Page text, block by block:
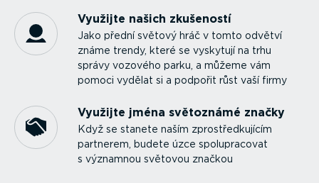
Využijte našich zkušeností
Jako přední světový hráč v tomto odvětví
známe trendy, které se vyskytují na trhu
správy vozového parku, a můžeme vám
pomoci vydělat si a podpořit růst vaší firmy
Využijte jména světoznámé značky
Když se stanete naším zprostřed­ku­jícím
partnerem, budete úzce spolu­pra­covat
s významnou světovou značkou